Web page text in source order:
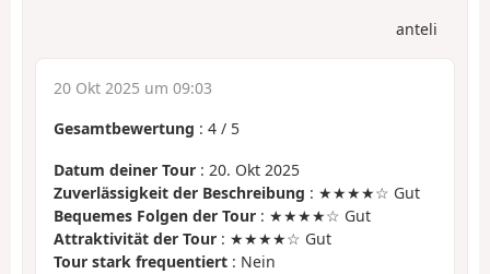
anteli
20 Okt 2025 um 09:03
Gesamtbewertung : 4 / 5
Datum deiner Tour : 20. Okt 2025
Zuverlässigkeit der Beschreibung : ★★★★☆ Gut
Bequemes Folgen der Tour : ★★★★☆ Gut
Attraktivität der Tour : ★★★★☆ Gut
Tour stark frequentiert : Nein